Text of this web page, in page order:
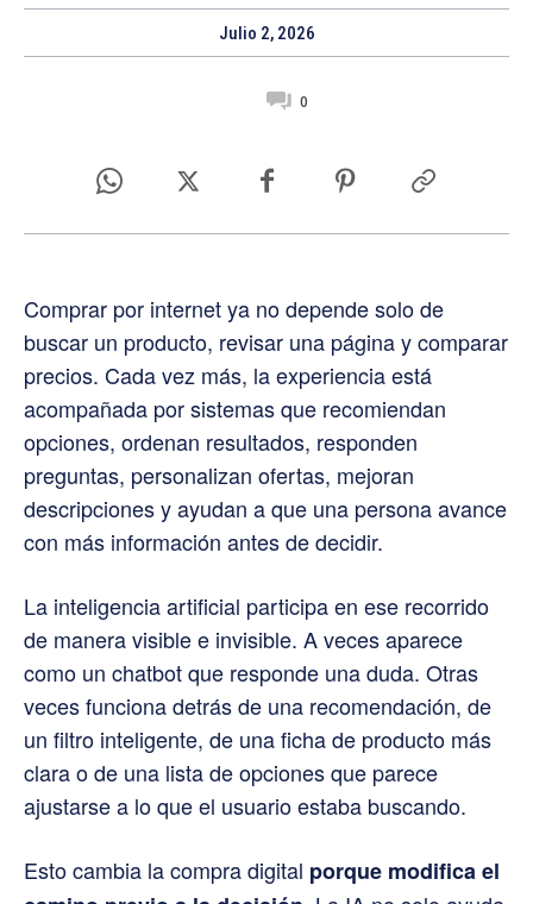
Julio 2, 2026
0
Comprar por internet ya no depende solo de
buscar un producto, revisar una página y comparar
precios. Cada vez más, la experiencia está
acompañada por sistemas que recomiendan
opciones, ordenan resultados, responden
preguntas, personalizan ofertas, mejoran
descripciones y ayudan a que una persona avance
con más información antes de decidir.
La inteligencia artificial participa en ese recorrido
de manera visible e invisible. A veces aparece
como un chatbot que responde una duda. Otras
veces funciona detrás de una recomendación, de
un filtro inteligente, de una ficha de producto más
clara o de una lista de opciones que parece
ajustarse a lo que el usuario estaba buscando.
Esto cambia la compra digital porque modifica el